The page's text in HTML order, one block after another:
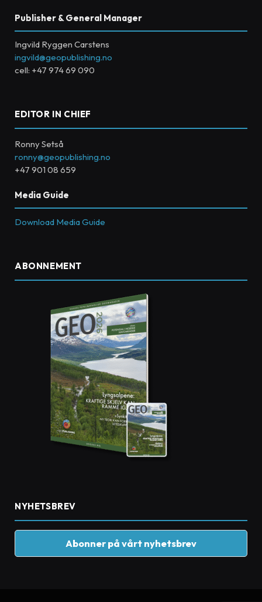
Publisher & General Manager
Ingvild Ryggen Carstens
ingvild@geopublishing.no
cell: +47 974 69 090
EDITOR IN CHIEF
Ronny Setså
ronny@geopublishing.no
+47 901 08 659
Media Guide
Download Media Guide
ABONNEMENT
NYHETSBREV
Abonner på vårt nyhetsbrev